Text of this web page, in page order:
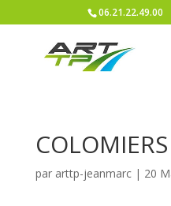
06.21.22.49.00
COLOMIERS
par arttp-jeanmarc| 20